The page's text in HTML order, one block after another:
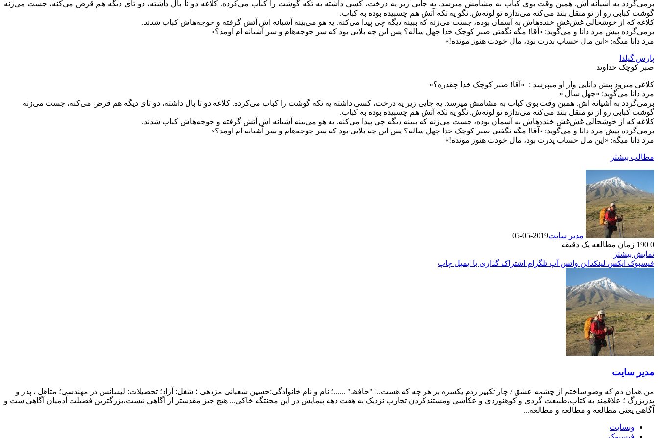
برمی‌گردد به آشیانه‌ اش. همین وقت بوی کباب به مشامش میرسد. يه جايی زیر يه درخت، کسی داشته یه تکه گوشت را کباب می‌کرده. کلاغه دو تا بال داشته، دو تای ديگه هم قرض می‌کنه، جست می‌زنه
گوشت کبابی رو از تو منقل بلند می‌کنه می‌ندازه تو لونه‌ش. نگو یه تکه آتش هم چسبیده بوده به کباب.
کلاغه که از خوشحالی غش‌غش خنده‌هاش به آسمان بوده، جست می‌زنه که ببينه ديگه چی پيدا می‌کنه. يه هو می‌بينه آشیانه‌ اش آتش ‌گرفته و جوجه‌هاش کباب ‌شدند.
برمی‌گرده پیش مرد دانا و می‌گوید: «آقا! مگه نگفتی صبر کوچک خدا چهل ساله؟ پس این چه بلایی بود که سر جوجه‌هام و سر آشيانه ام اومد؟»
مرد دانا میگه: «اين مال حساب پدرت بود، مال خودت هنوز مونده!»
پارس گیلدا
صبر کوچک خداوند
کلاغی میرود پیش دانایی واز او میپرسد : «آقا! صبر کوچک خدا چقدره؟»
مرد دانا می‌گوید: «چهل سال.»
برمی‌گردد به آشیانه‌ اش. همین وقت بوی کباب به مشامش میرسد. يه جايی زیر يه درخت، کسی داشته یه تکه گوشت را کباب می‌کرده. کلاغه دو تا بال داشته، دو تای ديگه هم قرض می‌کنه، جست می‌زنه
گوشت کبابی رو از تو منقل بلند می‌کنه می‌ندازه تو لونه‌ش. نگو یه تکه آتش هم چسبیده بوده به کباب.
کلاغه که از خوشحالی غش‌غش خنده‌هاش به آسمان بوده، جست می‌زنه که ببينه ديگه چی پيدا می‌کنه. يه هو می‌بينه آشیانه‌ اش آتش ‌گرفته و جوجه‌هاش کباب ‌شدند.
برمی‌گرده پیش مرد دانا و می‌گوید: «آقا! مگه نگفتی صبر کوچک خدا چهل ساله؟ پس این چه بلایی بود که سر جوجه‌هام و سر آشيانه ام اومد؟»
مرد دانا میگه: «اين مال حساب پدرت بود، مال خودت هنوز مونده!»
مطالب بیشتر
مدیر سایت2019-05-05
0
زمان مطالعه یک دقیقه
نمایش بیشتر
فیسبوک ایکس لینکداین واتس آپ تلگرام اشتراک گذاری با ایمیل چاپ
مدیر سایت
من همان دم که وضو ساختم از چشمه عشق / چار تکبیر زدم یکسره بر هر چه که هست..! "حافظ" ......؛ نام و نام خانوادگی:حسین شعبانی مژدهی ؛ شغل: آزاد؛ تحصیلات: لیسانس در مهندسی؛ متاهل ، پدر و
پدربزرگ ؛ علاقمند به کتاب،طبیعت گردی و کوهنوردی و عکاسی ومستندکردن تجارب نزدیک به هفت دهه پیمایش در این محنتگه خاکی... هیچ چیز مقدستر از آگاهی نیست،بزرگترین فضیلت آدمیان آگاهی ست و
آگاهی یعنی مطالعه و مطالعه و مطالعه...
وبسایت